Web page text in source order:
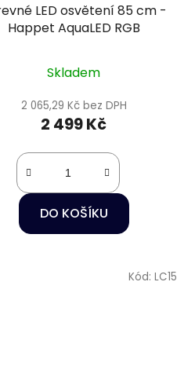
LED osvětení 85 cm -
Happet AquaLED RGB
Skladem
2 065,29 Kč bez DPH
2 499 Kč
DO KOŠÍKU
Kód: LC15